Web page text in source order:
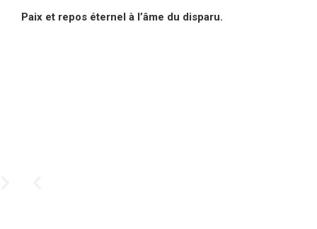
Paix et repos éternel à l’âme du disparu.